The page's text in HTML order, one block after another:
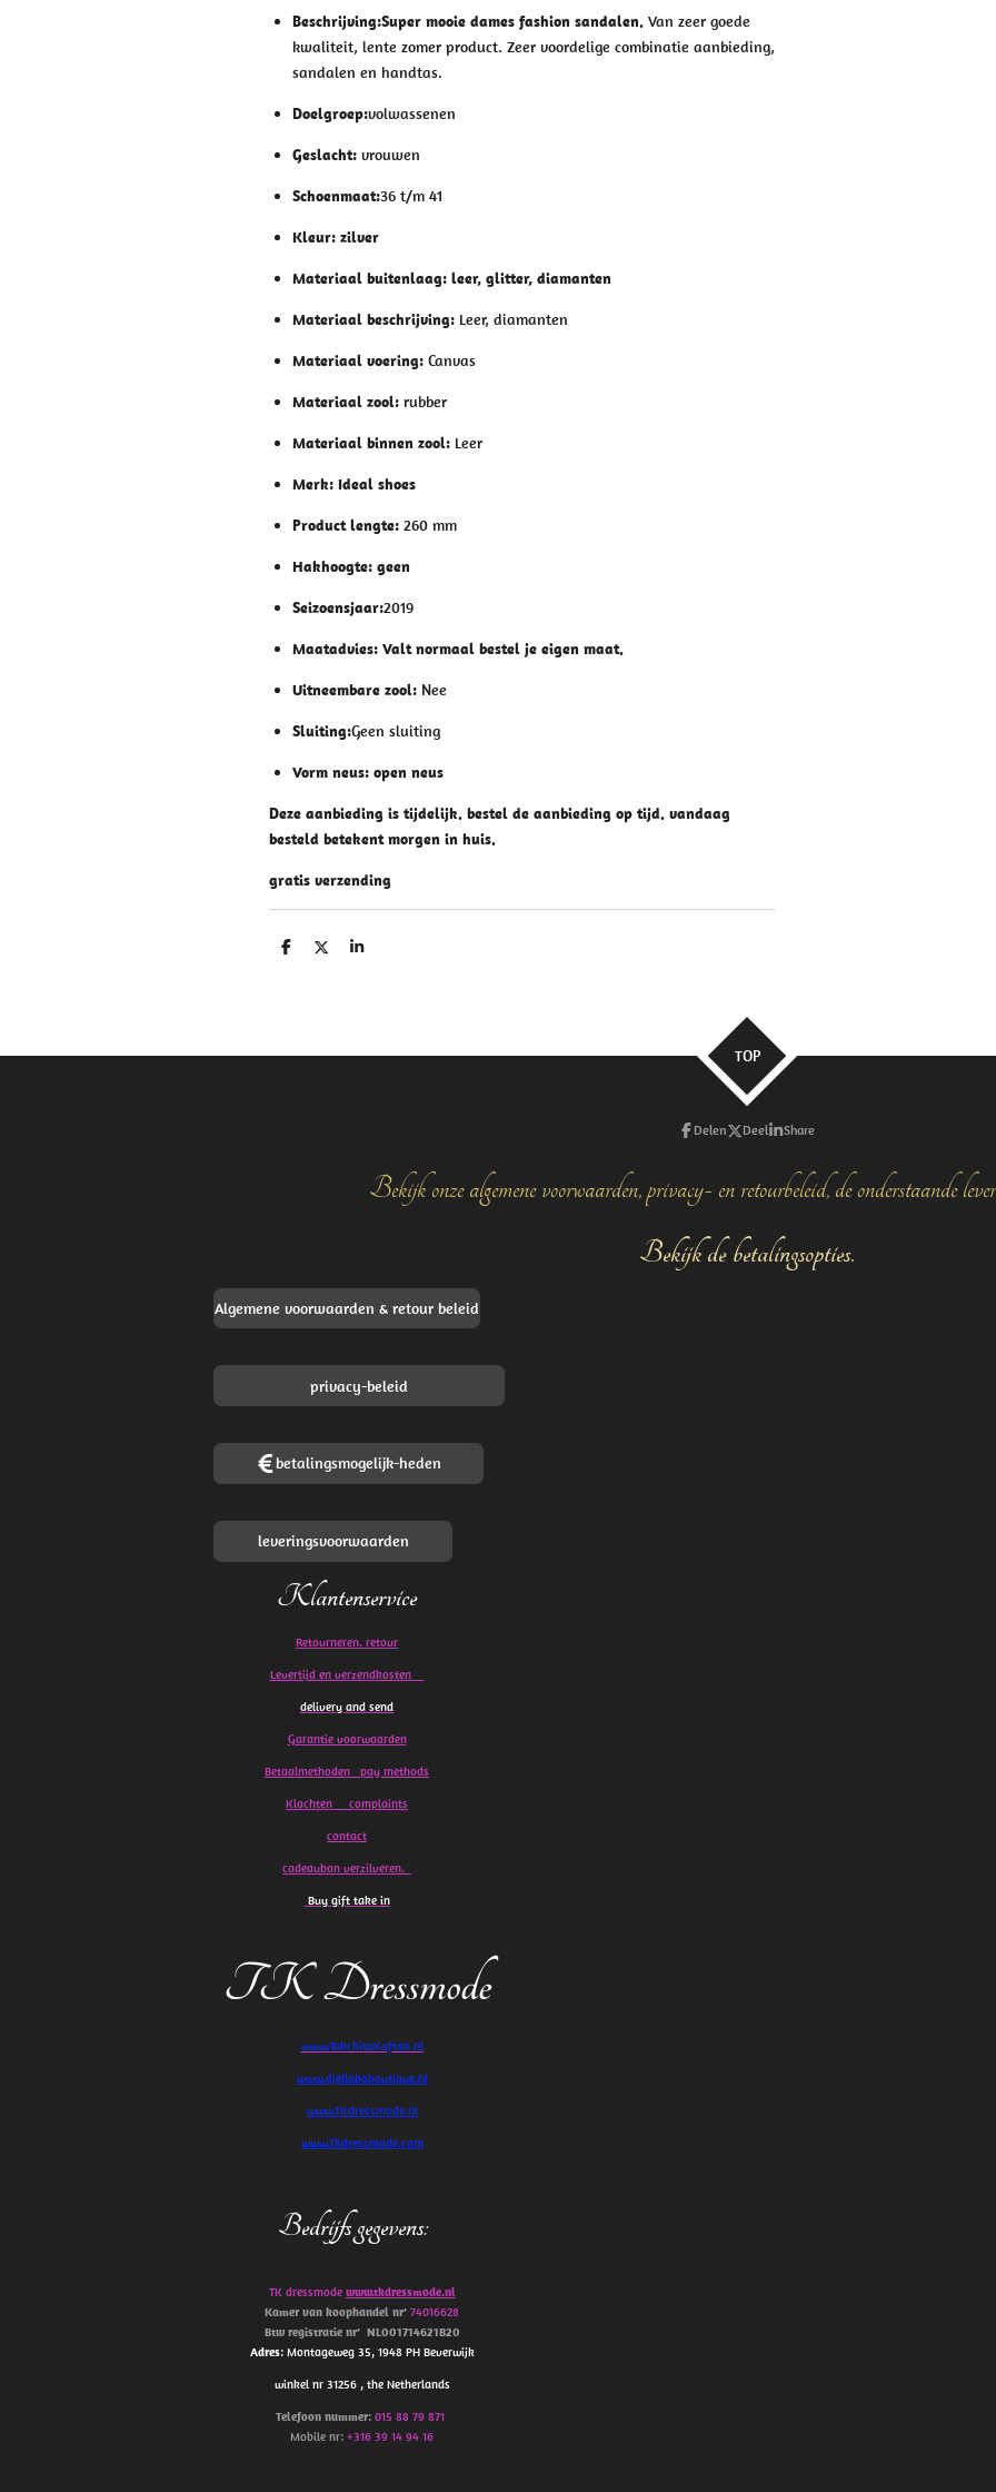
Beschrijving:Super mooie dames fashion sandalen. Van zeer goede
kwaliteit, lente zomer product. Zeer voordelige combinatie aanbieding,
sandalen en handtas.
Doelgroep:volwassenen
Geslacht: vrouwen
Schoenmaat:36 t/m 41
Kleur: zilver
Materiaal buitenlaag: leer, glitter, diamanten
Materiaal beschrijving: Leer, diamanten
Materiaal voering: Canvas
Materiaal zool: rubber
Materiaal binnen zool: Leer
Merk: Ideal shoes
Product lengte: 260 mm
Hakhoogte: geen
Seizoensjaar:2019
Maatadvies: Valt normaal bestel je eigen maat.
Uitneembare zool: Nee
Sluiting:Geen sluiting
Vorm neus: open neus
Deze aanbieding is tijdelijk. bestel de aanbieding op tijd. vandaag
besteld betekent morgen in huis.
gratis verzending
D
D
S
TOP
Delen Deel Share
Bekijk onze algemene voorwaarden, privacy- en retourbeleid, de onderstaande
Bekijk de betalingsopties.
Algemene voorwaarden & retour beleid
privacy-beleid
betalingsmogelijk-heden
leveringsvoorwaarden
Klantenservice
Retourneren. retour
Levertijd en verzendkosten
delivery and send
Garantie voorwaarden
Betaalmethoden pay methods
Klachten complaints
contact
cadeaubon verzilveren.
Buy gift take in
TK Dressmode
www.TakchitaKaftan.nl
www.djellababoutique.nl
www.TKdressmode.nl
www.Tkdressmode.com
Bedrijfs gegevens:
TK dressmode www.tkdressmode.nl
Kamer van koophandelnr’ 74016628
Btw registratie nr’ NL001714621B20
Adres: Montageweg 35, 1948 PH Beverwijk
winkel nr 31256 , the Netherlands
Telefoon nummer: 015 88 79 871
Mobile nr:+316 39 14 94 16